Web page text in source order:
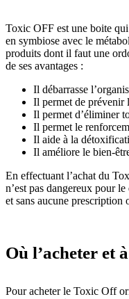
Toxic OFF est une boite
en symbiose avec le
produits dont il faut une
de ses avantages :
Il débarrasse
Il permet de prévenir
Il permet d’éliminer
Il permet le
Il aide à la
Il améliore le bien-
En effectuant l’achat du
n’est pas dangereux pour
et sans aucune prescription
Où l’acheter et
Pour acheter le Toxic Off